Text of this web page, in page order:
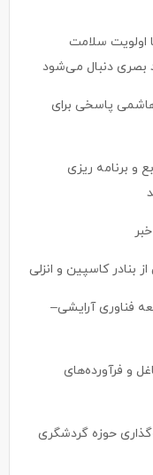
اولویت سلامت
بصری دنبال می‌شود
هاشمی پاسخی برای
و برنامه ریزی
فناوری آرایشی–
و فرآورده‌های
حوزه گردشگری